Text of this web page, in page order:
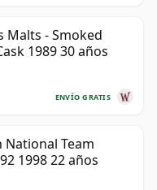
Malts - Smoked
1989 30 años
ENVÍO GRATIS
Team
1998 22 años